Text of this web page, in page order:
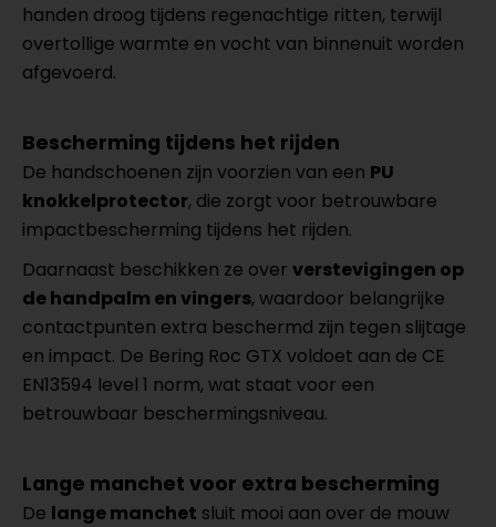
handen droog tijdens regenachtige ritten, terwijl
overtollige warmte en vocht van binnenuit worden
afgevoerd.
Bescherming tijdens het rijden
De handschoenen zijn voorzien van een PU
knokkelprotector, die zorgt voor betrouwbare
impactbescherming tijdens het rijden.
Daarnaast beschikken ze over verstevigingen op
de handpalm en vingers, waardoor belangrijke
contactpunten extra beschermd zijn tegen slijtage
en impact. De Bering Roc GTX voldoet aan de CE
EN13594 level 1 norm, wat staat voor een
betrouwbaar beschermingsniveau.
Lange manchet voor extra bescherming
De lange manchet sluit mooi aan over de mouw